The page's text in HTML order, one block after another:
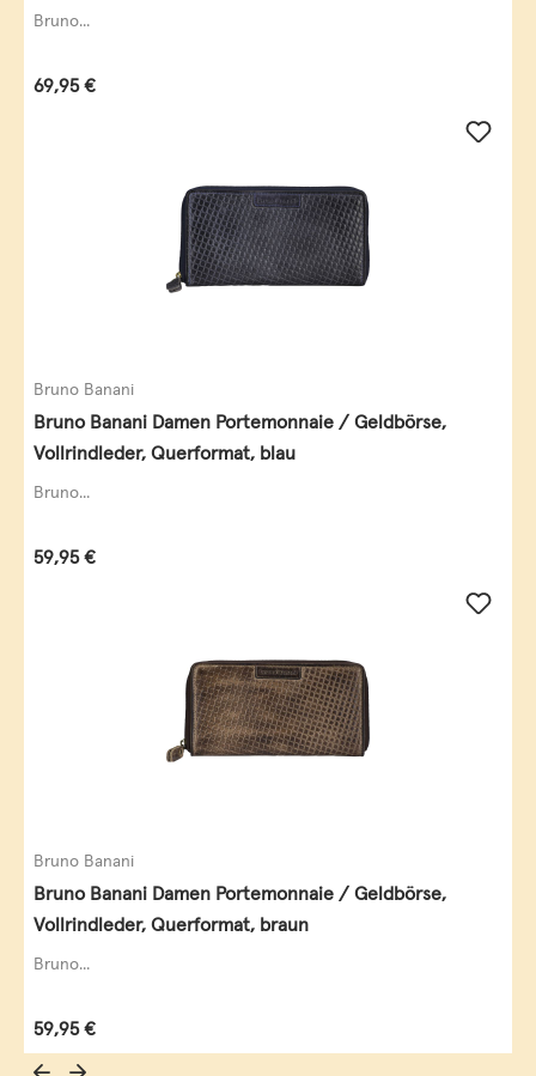
Bruno...
Regulärer Preis:
69,95 €
Bruno Banani
Bruno Banani Damen Portemonnaie / Geldbörse,
Vollrindleder, Querformat, blau
Bruno...
Regulärer Preis:
59,95 €
Bruno Banani
Bruno Banani Damen Portemonnaie / Geldbörse,
Vollrindleder, Querformat, braun
Bruno...
Regulärer Preis:
59,95 €